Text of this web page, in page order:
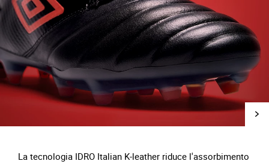
La tecnologia IDRO Italian K-leather riduce l'assorbimento